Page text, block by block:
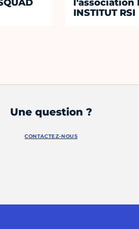
l'association
INSTITUT RSI
Une question ?
CONTACTEZ-NOUS